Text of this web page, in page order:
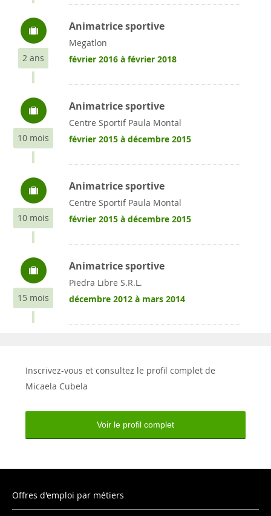
2 ans
Animatrice sportive
Megatlon
février 2016 à février 2018
10 mois
Animatrice sportive
Centre Sportif Paula Montal
février 2015 à décembre 2015
10 mois
Animatrice sportive
Centre Sportif Paula Montal
février 2015 à décembre 2015
15 mois
Animatrice sportive
Piedra Libre S.R.L.
décembre 2012 à mars 2014
Inscrivez-vous et consultez le profil complet de
Micaela Cubela
Voir le profil complet
Offres d'emploi par métiers